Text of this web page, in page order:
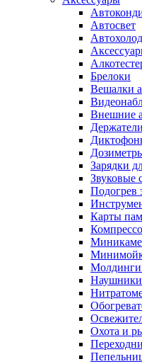
Aвтосвет
Брелоки
Вешалки
Внешние
Держатели
Зарядки
Звуковые
Подогрев
Карты
Молдинги
Наушники
Охота и